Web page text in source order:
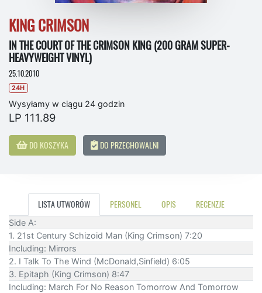
KING CRIMSON
IN THE COURT OF THE CRIMSON KING (200 GRAM SUPER-
HEAVYWEIGHT VINYL)
25.10.2010
24H
Wysyłamy w ciągu 24 godzin
LP 111.89
DO KOSZYKA DO PRZECHOWALNI
LISTA UTWORÓW PERSONEL OPIS RECENZJE
Side A:
1. 21st Century Schizoid Man (King Crimson) 7:20
Including: Mirrors
2. I Talk To The Wind (McDonald,Sinfield) 6:05
3. Epitaph (King Crimson) 8:47
Including: March For No Reason Tomorrow And Tomorrow